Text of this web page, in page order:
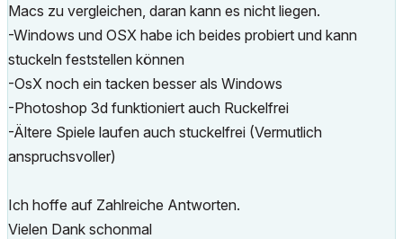
Macs zu vergleichen, daran kann es nicht liegen.
-Windows und OSX habe ich beides probiert und kann
stuckeln feststellen können
-OsX noch ein tacken besser als Windows
-Photoshop 3d funktioniert auch Ruckelfrei
-Ältere Spiele laufen auch stuckelfrei (Vermutlich
anspruchsvoller)
Ich hoffe auf Zahlreiche Antworten.
Vielen Dank schonmal